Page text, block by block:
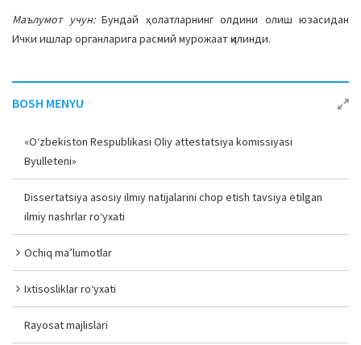
Маълумот учун:Бундай ҳолатларнинг олдини олиш юзасидан
Ички ишлар органларига расмий мурожаат қилинди.
BOSH MENYU
«O‘zbekiston Respublikasi Oliy attestatsiya komissiyasi
Byulleteni»
Dissertatsiya asosiy ilmiy natijalarini chop etish tavsiya etilgan
ilmiy nashrlar ro‘yxati
Ochiq ma’lumotlar
Ixtisosliklar ro‘yxati
Rayosat majlislari